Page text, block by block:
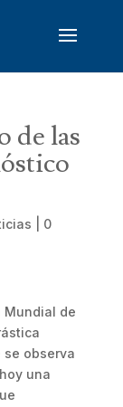
de las
0
Mundial de
se observa
una